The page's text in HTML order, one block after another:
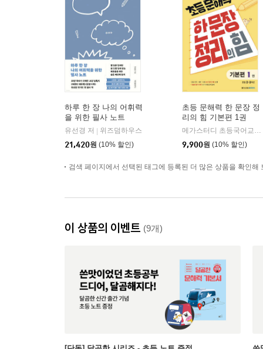
하루 한 장 나의 어휘력
을 위한 필사 노트
유선경 저
위즈덤하우스
21,420원 (10% 할인)
초등 문해력 한 문장 정
리의 힘 기본편 1권
메가스터디 초등국어교육 연구소 저
9,900원 (10% 할인)
검색 페이지에서 선택된 태그에 등록된 더 많은 상품을 확인해
이 상품의 이벤트 (9개)